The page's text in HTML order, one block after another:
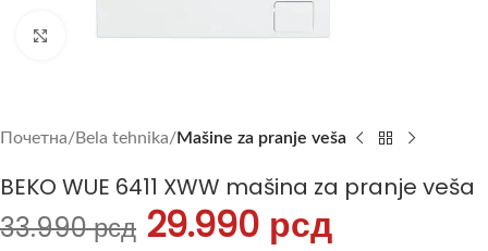
Uvećajte sliku
Почетна Bela tehnika Mašine za pranje veša
BEKO WUE 6411 XWW mašina za pranje veša
33.990рсд 29.990 рсд